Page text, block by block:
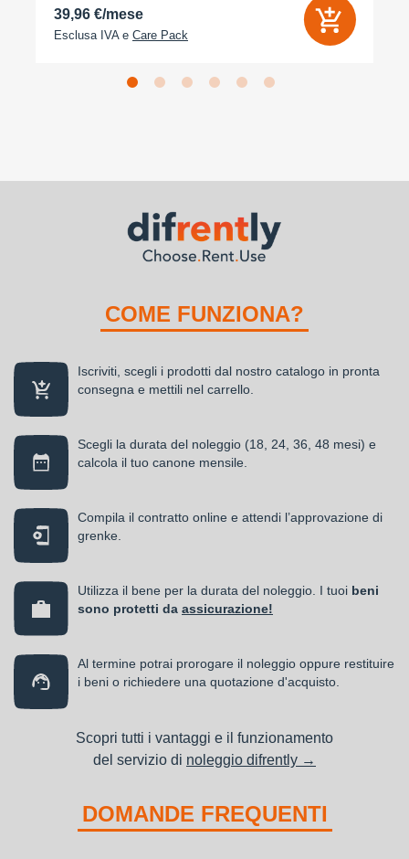
39,96 €/mese
Esclusa IVA e Care Pack
COME FUNZIONA?
Iscriviti, scegli i prodotti dal nostro catalogo in pronta
consegna e mettili nel carrello.
Scegli la durata del noleggio (18, 24, 36, 48 mesi) e
calcola il tuo canone mensile.
Compila il contratto online e attendi l’approvazione di
grenke.
Utilizza il bene per la durata del noleggio. I tuoi beni
sono protetti da assicurazione!
Al termine potrai prorogare il noleggio oppure restituire
i beni o richiedere una quotazione d'acquisto.
Scopri tutti i vantaggi e il funzionamento
del servizio di noleggio difrently →
DOMANDE FREQUENTI